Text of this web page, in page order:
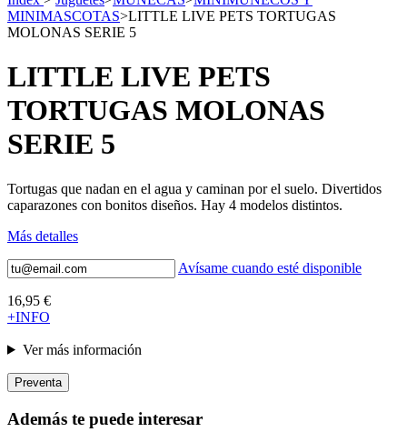
MINIMASCOTAS>LITTLE LIVE PETS TORTUGAS
MOLONAS SERIE 5
LITTLE LIVE PETS
TORTUGAS MOLONAS
SERIE 5
Tortugas que nadan en el agua y caminan por el suelo. Divertidos
caparazones con bonitos diseños. Hay 4 modelos distintos.
Más detalles
Avísame cuando esté disponible
16,95 €
+INFO
Ver más información
Preventa
Además te puede interesar